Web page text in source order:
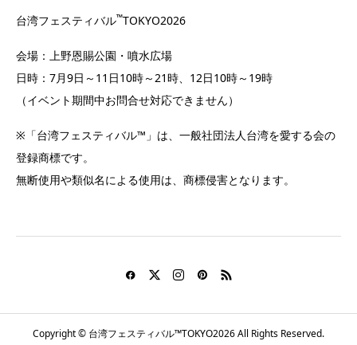
台湾フェスティバル™TOKYO2026
会場：上野恩賜公園・噴水広場
日時：7月9日～11日10時～21時、12日10時～19時
（イベント期間中お問合せ対応できません）
※「台湾フェスティバル™」は、一般社団法人台湾を愛する会の
登録商標です。
無断使用や類似名による使用は、商標侵害となります。
Copyright © 台湾フェスティバル™TOKYO2026 All Rights Reserved.